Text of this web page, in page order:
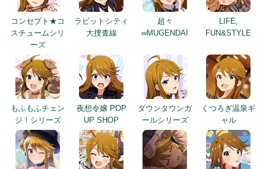
コンセプト★コ
スチュームシリ
ーズ
ラビットシティ
大捜査線
超々
∞MUGENDAI
LIFE,
FUN&STYLE
もふもふチェン
ジ！シリーズ
夜想令嬢 POP
UP SHOP
ダウンタウンガ
ールシリーズ
くつろぎ温泉ギ
ャル